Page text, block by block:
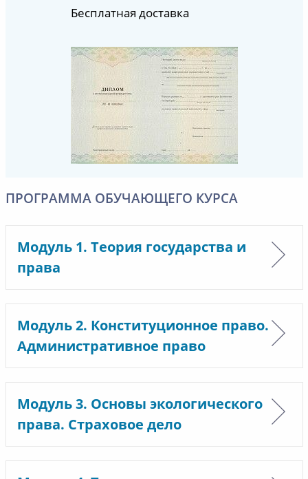
Бесплатная доставка
ПРОГРАММА ОБУЧАЮЩЕГО КУРСА
Модуль 1. Теория государства и
права
Модуль 2. Конституционное право.
Административное право
Модуль 3. Основы экологического
права. Страховое дело